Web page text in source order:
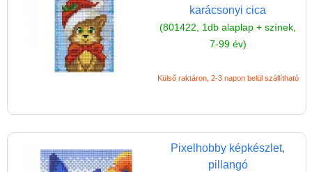
karácsonyi cica
(801422, 1db alaplap + színek,
7-99 év)
Külső raktáron, 2-3 napon belül szállítható
Pixelhobby képkészlet,
pillangó